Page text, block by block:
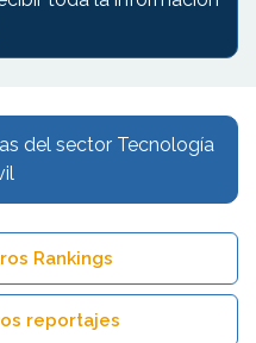
del sector Tecnología
Rankings
reportajes